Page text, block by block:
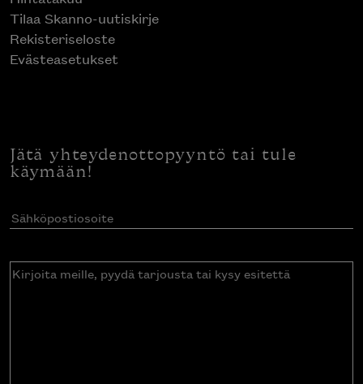
Tilaa Skanno-uutiskirje
Rekisteriseloste
Evästeasetukset
Jätä yhteydenottopyyntö tai tule
käymään!
Sähköpostiosoite(Pakollinen)
Kirjoita